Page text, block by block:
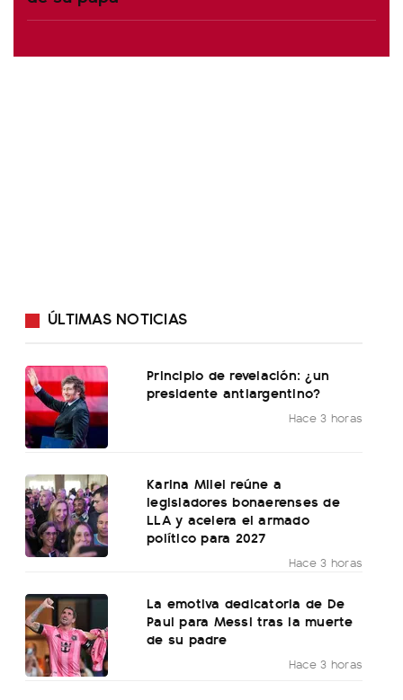
ÚLTIMAS NOTICIAS
Principio de revelación: ¿un
presidente antiargentino?
Hace 3 horas
Karina Milei reúne a
legisladores bonaerenses de
LLA y acelera el armado
político para 2027
Hace 3 horas
La emotiva dedicatoria de De
Paul para Messi tras la muerte
de su padre
Hace 3 horas